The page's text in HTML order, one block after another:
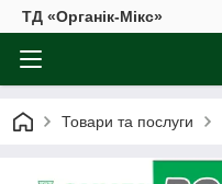
ТД «Органік-Мікс»
Товари та послуги